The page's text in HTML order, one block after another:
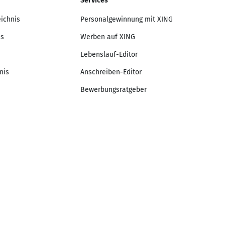
Personalgewinnung mit XING
Werben auf XING
Lebenslauf-Editor
Anschreiben-Editor
Bewerbungsratgeber